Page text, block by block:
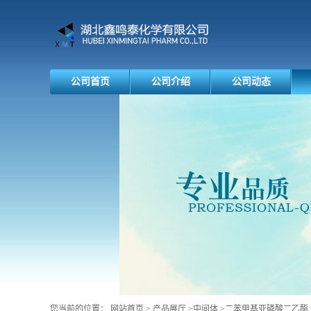
公司首页 公司介绍 公司动态
您当前的位置： 网站首页 > 产品展厅 >中间体 >二苯甲基亚磷酸二乙酯